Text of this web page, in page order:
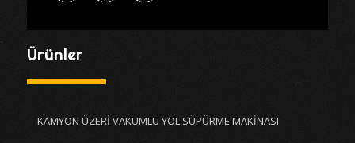
Ürünler
KAMYON ÜZERİ VAKUMLU YOL SÜPÜRME MAKİNASI